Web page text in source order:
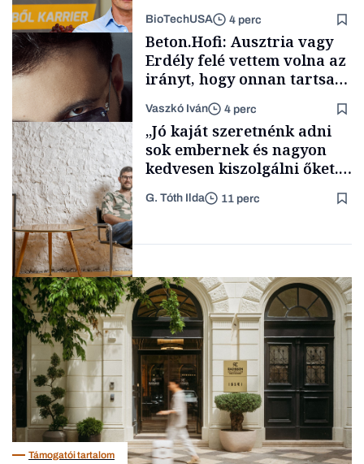
Smart habits
Content Lab HUB
BioTechUSA 4 perc
Forbes-sztori
Beton.Hofi: Ausztria vagy
Erdély felé vettem volna az
irányt, hogy onnan tartsam
lélegeztetőgépen a magyar
zenét
Vaszkó Iván 4 perc
Gasztró
„Jó kaját szeretnénk adni
sok embernek és nagyon
kedvesen kiszolgálni őket.
A fenntarthatóság és a
vegánság csak hab a
gerillapék, aki most Pesten
G. Tóth Ilda 11 perc
Támogatói tartalom